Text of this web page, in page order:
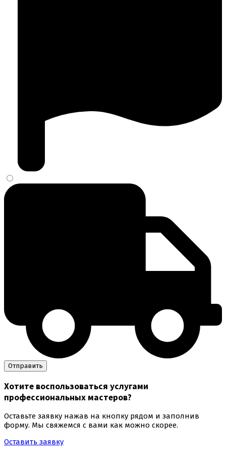
Хотите воспользоваться услугами
профессиональных мастеров?
Оставьте заявку нажав на кнопку рядом и заполнив
форму. Мы свяжемся с вами как можно скорее.
Оставить заявку